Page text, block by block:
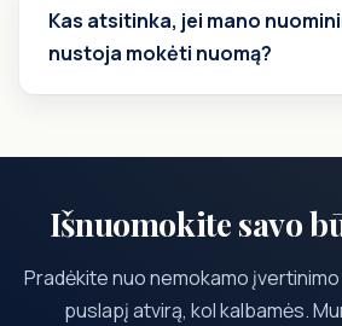
Kas atsitinka, jei mano
nustoja mokėti nuomą?
Išnuomokite savo
Pradėkite nuo nemokamo
puslapį atvirą, kol kalbamės.